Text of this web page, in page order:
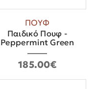
ΠΟΥΦ
Παιδικό Πουφ -
Peppermint Green
185.00€